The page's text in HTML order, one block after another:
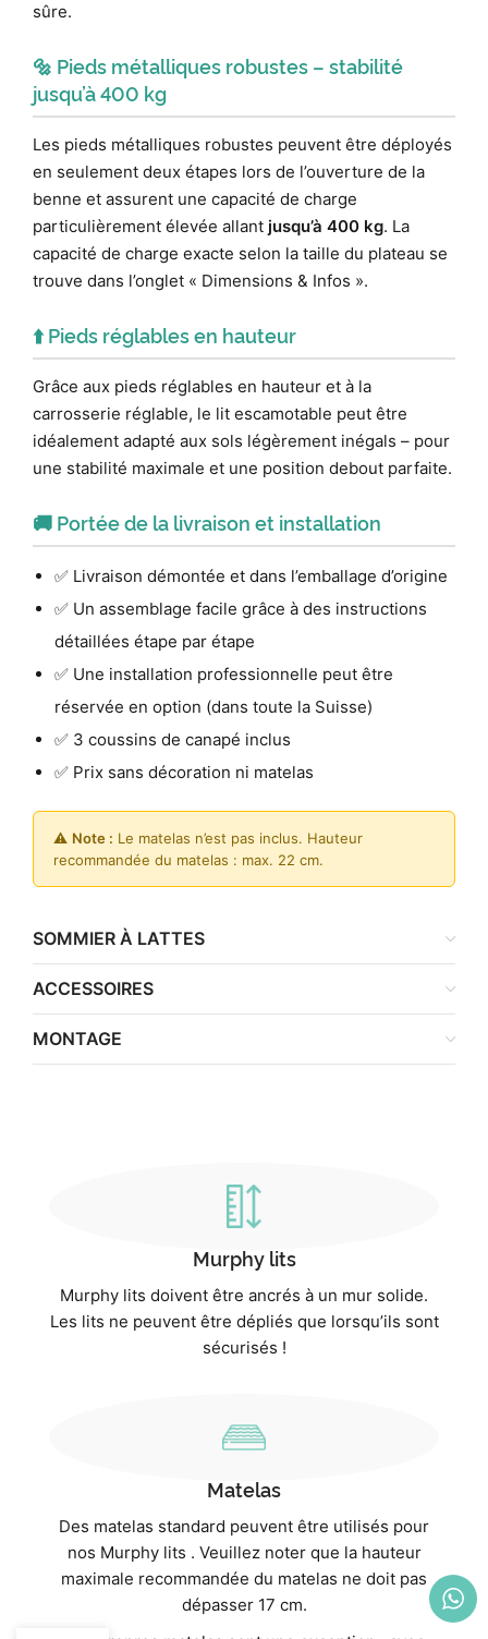
sûre.
🔩 Pieds métalliques robustes – stabilité
jusqu’à 400 kg
Les pieds métalliques robustes peuvent être déployés
en seulement deux étapes lors de l’ouverture de la
benne et assurent une capacité de charge
particulièrement élevée allant jusqu’à 400 kg. La
capacité de charge exacte selon la taille du plateau se
trouve dans l’onglet « Dimensions & Infos ».
⬆️ Pieds réglables en hauteur
Grâce aux pieds réglables en hauteur et à la
carrosserie réglable, le lit escamotable peut être
idéalement adapté aux sols légèrement inégals – pour
une stabilité maximale et une position debout parfaite.
🚚 Portée de la livraison et installation
✅ Livraison démontée et dans l’emballage d’origine
✅ Un assemblage facile grâce à des instructions
détaillées étape par étape
✅ Une installation professionnelle peut être
réservée en option (dans toute la Suisse)
✅ 3 coussins de canapé inclus
✅ Prix sans décoration ni matelas
⚠️ Note : Le matelas n’est pas inclus. Hauteur
recommandée du matelas : max. 22 cm.
SOMMIER À LATTES
ACCESSOIRES
MONTAGE
Murphy lits
Murphy lits doivent être ancrés à un mur solide.
Les lits ne peuvent être dépliés que lorsqu’ils sont
sécurisés !
Matelas
Des matelas standard peuvent être utilisés pour
nos Murphy lits . Veuillez noter que la hauteur
maximale recommandée du matelas ne doit pas
dépasser 17 cm.